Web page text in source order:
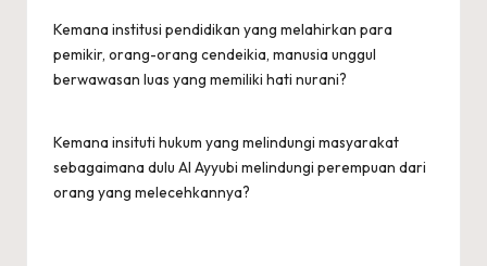
Kemana institusi pendidikan yang melahirkan para
pemikir, orang-orang cendeikia, manusia unggul
berwawasan luas yang memiliki hati nurani?
Kemana insituti hukum yang melindungi masyarakat
sebagaimana dulu Al Ayyubi melindungi perempuan dari
orang yang melecehkannya?